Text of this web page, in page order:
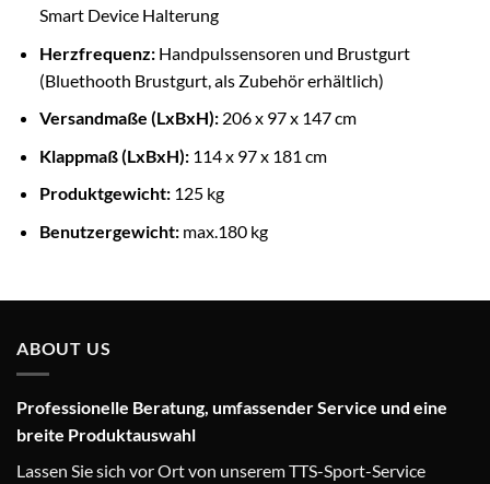
Smart Device Halterung
Herzfrequenz:Handpulssensoren und Brustgurt
(Bluethooth Brustgurt, als Zubehör erhältlich)
Versandmaße (LxBxH):206 x 97 x 147 cm
Klappmaß (LxBxH):114 x 97 x 181 cm
Produktgewicht:125 kg
Benutzergewicht:max.180 kg
ABOUT US
Professionelle Beratung, umfassender Service und eine
breite Produktauswahl
Lassen Sie sich vor Ort von unserem TTS-Sport-Service